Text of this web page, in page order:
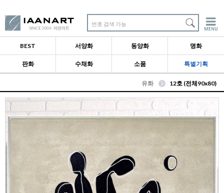
번호 검색 가능
BEST 서양화 동양화 명화
판화 수채화 소품 특별기획
유화 12호 (전체90x80)